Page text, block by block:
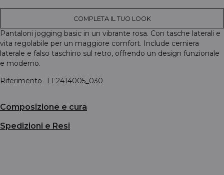
COMPLETA IL TUO LOOK
Pantaloni jogging basic in un vibrante rosa. Con tasche laterali e
vita regolabile per un maggiore comfort. Include cerniera
laterale e falso taschino sul retro, offrendo un design funzionale
e moderno.
Riferimento
LF2414005_030
Composizione e cura
Spedizioni e Resi